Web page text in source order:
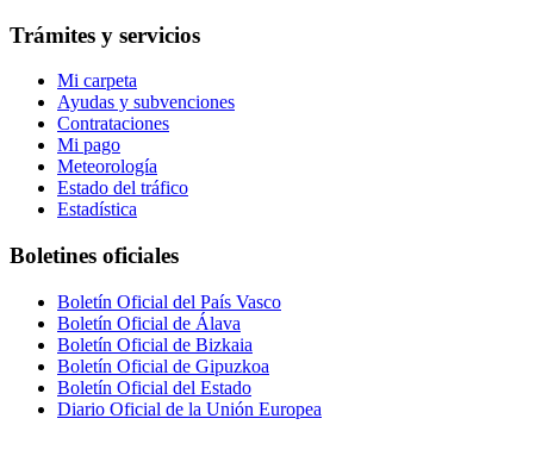
Trámites y servicios
Mi carpeta
Ayudas y subvenciones
Contrataciones
Mi pago
Meteorología
Estado del tráfico
Estadística
Boletines oficiales
Boletín Oficial del País Vasco
Boletín Oficial de Álava
Boletín Oficial de Bizkaia
Boletín Oficial de Gipuzkoa
Boletín Oficial del Estado
Diario Oficial de la Unión Europea